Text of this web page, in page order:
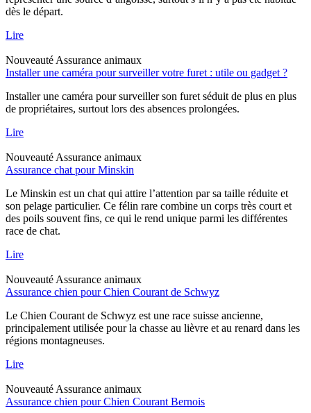
dès le départ.
Lire
Nouveauté Assurance animaux
Installer une caméra pour surveiller votre furet : utile ou gadget ?
Installer une caméra pour surveiller son furet séduit de plus en plus
de propriétaires, surtout lors des absences prolongées.
Lire
Nouveauté Assurance animaux
Assurance chat pour Minskin
Le Minskin est un chat qui attire l’attention par sa taille réduite et
son pelage particulier. Ce félin rare combine un corps très court et
des poils souvent fins, ce qui le rend unique parmi les différentes
race de chat.
Lire
Nouveauté Assurance animaux
Assurance chien pour Chien Courant de Schwyz
Le Chien Courant de Schwyz est une race suisse ancienne,
principalement utilisée pour la chasse au lièvre et au renard dans les
régions montagneuses.
Lire
Nouveauté Assurance animaux
Assurance chien pour Chien Courant Bernois